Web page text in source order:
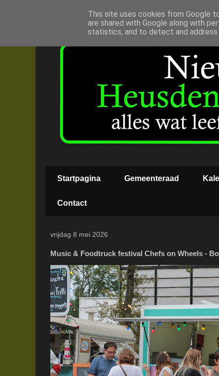
Startpagina Gemeenteraad
Contact
vrijdag 8 mei 2026
Music & Foodtruck festival Chefs on Wheels -
This site uses cookies from Google
are shared with Google along with
statistics, and to detect and address